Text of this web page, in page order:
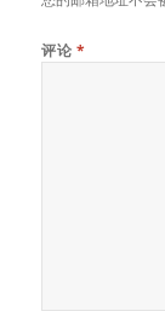
评论 *